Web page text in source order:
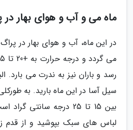
ماه می و آب و هوای بهار در
در این ماه، آب و هوای بهار در
سیل آسا در این ماه بارید. به
بین 15 تا 25 درجه
لباس های سبک بپوشید و از قدم